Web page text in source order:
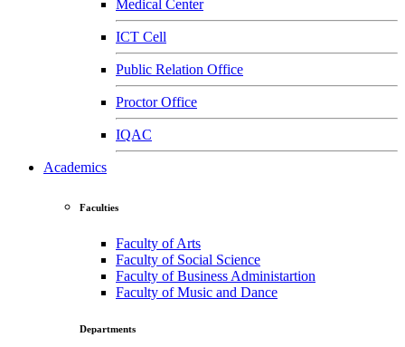
Medical Center
ICT Cell
Public Relation Office
Proctor Office
IQAC
Academics
Faculties
Faculty of Arts
Faculty of Social Science
Faculty of Business Administartion
Faculty of Music and Dance
Departments